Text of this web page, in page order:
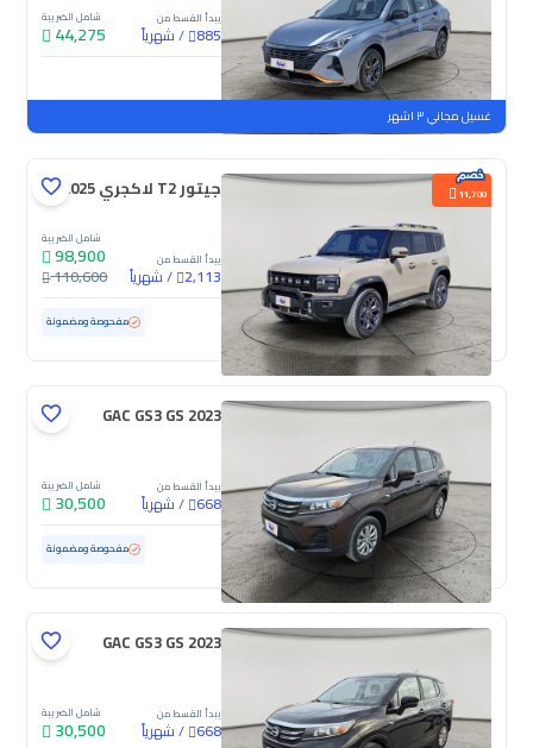
يبدأ القسط من
885
/شهرياً
شامل الضريبة
44,275
جديدة
غسيل مجاني ٣ اشهر
11,700 جيتور T2 لاكجري 2025
يبدأ القسط من
2,113
/شهرياً
شامل الضريبة
98,900
110,600
مستعملة 70,776 كم مفحوصة ومضمونة
GAC GS3 GS 2023
يبدأ القسط من
668
/شهرياً
شامل الضريبة
30,500
مستعملة 94,241 كم مفحوصة ومضمونة
GAC GS3 GS 2023
يبدأ القسط من
668
/شهرياً
شامل الضريبة
30,500